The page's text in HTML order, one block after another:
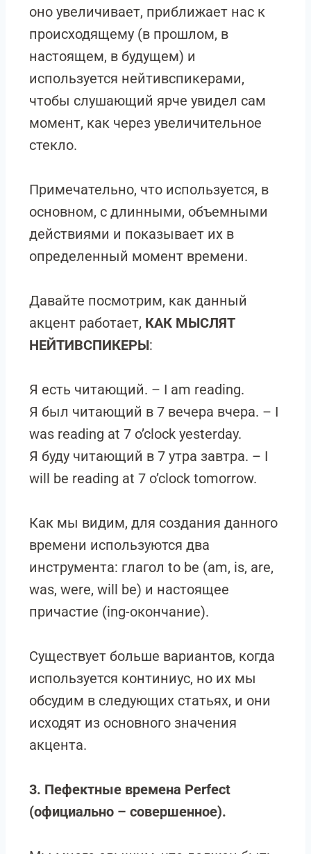
оно увеличивает, приближает нас к
происходящему (в прошлом, в
настоящем, в будущем) и
используется нейтивспикерами,
чтобы слушающий ярче увидел сам
момент, как через увеличительное
стекло.
Примечательно, что используется, в
основном, с длинными, объемными
действиями и показывает их в
определенный момент времени.
Давайте посмотрим, как данный
акцент работает, КАК МЫСЛЯТ
НЕЙТИВСПИКЕРЫ:
Я есть читающий. – I am reading.
Я был читающий в 7 вечера вчера. – I
was reading at 7 o’clock yesterday.
Я буду читающий в 7 утра завтра. – I
will be reading at 7 o’clock tomorrow.
Как мы видим, для создания данного
времени используются два
инструмента: глагол to be (am, is, are,
was, were, will be) и настоящее
причастие (ing-окончание).
Существует больше вариантов, когда
используется континиус, но их мы
обсудим в следующих статьях, и они
исходят из основного значения
акцента.
3. Пефектные времена Perfect
(официально – совершенное).